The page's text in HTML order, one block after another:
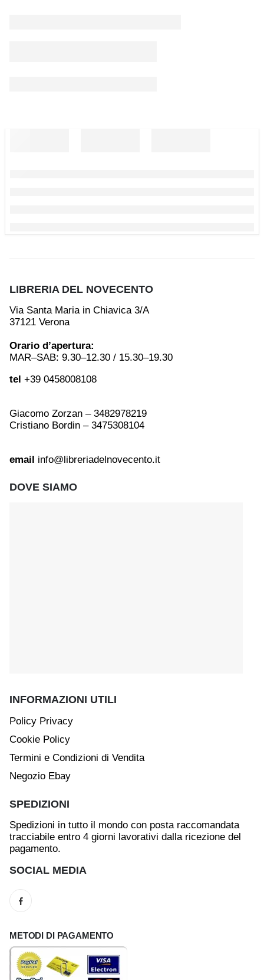
LIBRERIA DEL NOVECENTO
Via Santa Maria in Chiavica 3/A
37121 Verona
Orario d’apertura:
MAR–SAB: 9.30–12.30 / 15.30–19.30
tel +39 0458008108
Giacomo Zorzan – 3482978219
Cristiano Bordin – 3475308104
email info@libreriadelnovecento.it
DOVE SIAMO
INFORMAZIONI UTILI
Policy Privacy
Cookie Policy
Termini e Condizioni di Vendita
Negozio Ebay
SPEDIZIONI
Spedizioni in tutto il mondo con posta raccomandata
tracciabile entro 4 giorni lavorativi dalla ricezione del
pagamento.
SOCIAL MEDIA
METODI DI PAGAMENTO